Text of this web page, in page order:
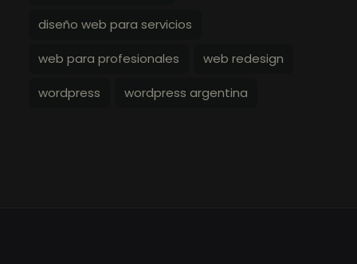
diseño web para servicios
web para profesionales web redesign
wordpress wordpress argentina